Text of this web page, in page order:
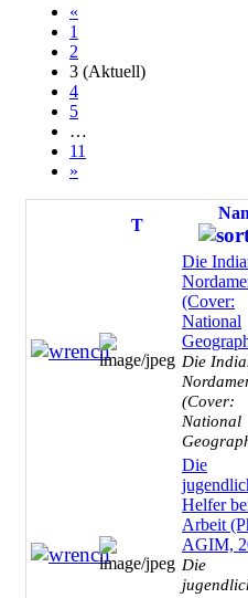
«
1
2
3 (Aktuell)
4
5
…
11
»
T
Die
(Cover:
National
Die
(Cover:
National
Die
Helfer
Arbeit
AGIM,
Die